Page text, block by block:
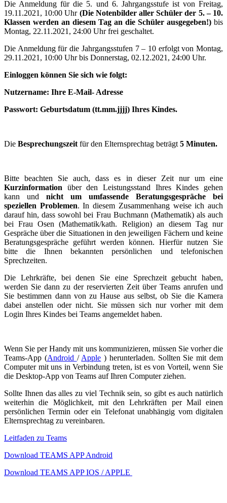
Die Anmeldung für die 5. und 6. Jahrgangsstufe ist von Freitag,
19.11.2021, 10:00 Uhr (Die Notenbilder aller Schüler der 5. – 10.
Klassen werden an diesem Tag an die Schüler ausgegeben!) bis
Montag, 22.11.2021, 24:00 Uhr frei geschaltet.
Die Anmeldung für die Jahrgangsstufen 7 – 10 erfolgt von Montag,
29.11.2021, 10:00 Uhr bis Donnerstag, 02.12.2021, 24:00 Uhr.
Einloggen können Sie sich wie folgt:
Nutzername: Ihre E-Mail- Adresse
Passwort: Geburtsdatum (tt.mm.jjjj) Ihres Kindes.
Die Besprechungszeit für den Elternsprechtag beträgt 5 Minuten.
Bitte beachten Sie auch, dass es in dieser Zeit nur um eine
Kurzinformation über den Leistungsstand Ihres Kindes gehen
kann und nicht um umfassende Beratungsgespräche bei
speziellen Problemen. In diesem Zusammenhang weise ich auch
darauf hin, dass sowohl bei Frau Buchmann (Mathematik) als auch
bei Frau Osen (Mathematik/kath. Religion) an diesem Tag nur
Gespräche über die Situationen in den jeweiligen Fächern und keine
Beratungsgespräche geführt werden können. Hierfür nutzen Sie
bitte die Ihnen bekannten persönlichen und telefonischen
Sprechzeiten.
Die Lehrkräfte, bei denen Sie eine Sprechzeit gebucht haben,
werden Sie dann zu der reservierten Zeit über Teams anrufen und
Sie bestimmen dann von zu Hause aus selbst, ob Sie die Kamera
dabei anstellen oder nicht. Sie müssen sich nur vorher mit dem
Login Ihres Kindes bei Teams angemeldet haben.
Wenn Sie per Handy mit uns kommunizieren, müssen Sie vorher die
Teams-App (Android / Apple ) herunterladen. Sollten Sie mit dem
Computer mit uns in Verbindung treten, ist es von Vorteil, wenn Sie
die Desktop-App von Teams auf Ihren Computer ziehen.
Sollte Ihnen das alles zu viel Technik sein, so gibt es auch natürlich
weiterhin die Möglichkeit, mit den Lehrkräften per Mail einen
persönlichen Termin oder ein Telefonat unabhängig vom digitalen
Elternsprechtag zu vereinbaren.
Leitfaden zu Teams
Download TEAMS APP Android
Download TEAMS APP IOS / APPLE